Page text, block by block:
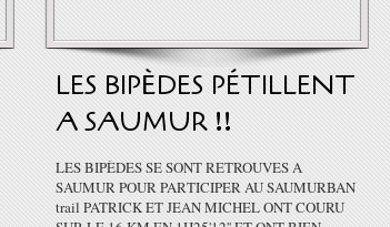
LES BIPÈDES PÉTILLENT
A SAUMUR !!
LES BIPÈDES SE SONT RETROUVES A
SAUMUR POUR PARTICIPER AU SAUMURBAN
trail PATRICK ET JEAN MICHEL ONT COURU